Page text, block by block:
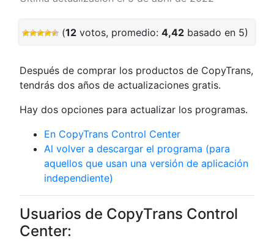
(12votos, promedio: 4,42basado en 5)
Después de comprar los productos de CopyTrans,
tendrás dos años de actualizaciones gratis.
Hay dos opciones para actualizar los programas.
En CopyTrans Control Center
Al volver a descargar el programa (para
aquellos que usan una versión de aplicación
independiente)
Usuarios de CopyTrans Control
Center: